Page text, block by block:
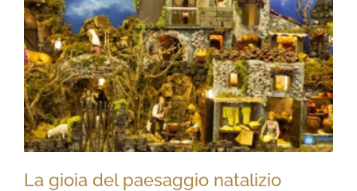
La gioia del paesaggio natalizio